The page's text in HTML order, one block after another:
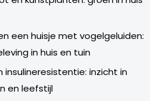
een huisje met vogelgeluiden:
in huis en tuin
insulineresistentie: inzicht in
en leefstijl